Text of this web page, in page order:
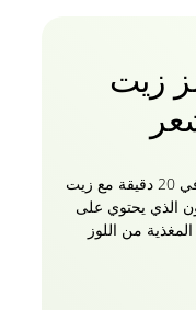
زيت
غذي خصلات شعرك الثمينة ببساطة في 20 دقيقة مع زيت
الذي يحتوي على
من اللوز
طبيعية كاملة